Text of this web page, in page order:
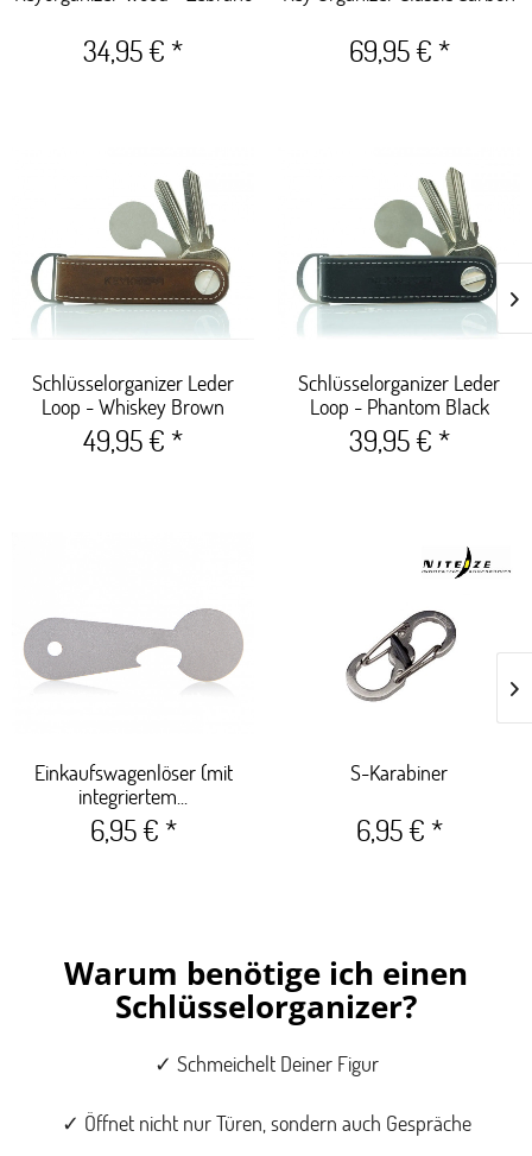
34,95 € * 69,95 € *
Schlüsselorganizer Leder
Loop - Whiskey Brown
49,95 € *
Schlüsselorganizer Leder
Loop - Phantom Black
39,95 € *
Einkaufswagenlöser (mit
integriertem...
6,95 € *
S-Karabiner
6,95 € *
Warum benötige ich einen
Schlüsselorganizer?
✓ Schmeichelt Deiner Figur
✓ Öffnet nicht nur Türen, sondern auch Gespräche